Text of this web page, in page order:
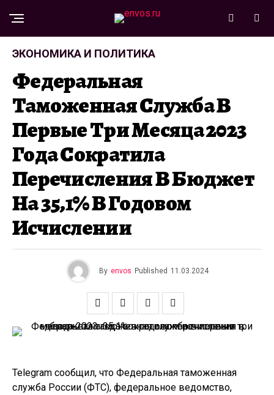
ЭКОНОМИКА И ПОЛИТИКА
Федеральная
Таможенная Служба В
Первые Три Месяца 2023
Года Сократила
Перечисления В Бюджет
На 35,1% В Годовом
Исчислении
By envos Published 11.03.2024
Telegram сообщил, что Федеральная таможенная
служба России (ФТС), федеральное ведомство,